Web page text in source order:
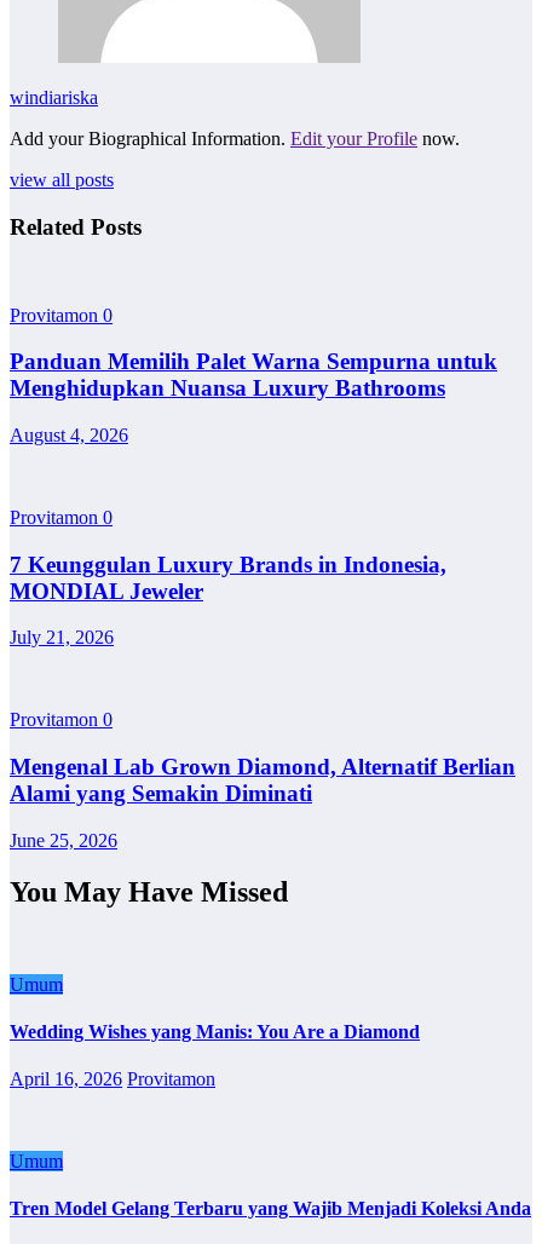
windiariska
Add your Biographical Information. Edit your Profile now.
view all posts
Related Posts
Provitamon 0
Panduan Memilih Palet Warna Sempurna untuk
Menghidupkan Nuansa Luxury Bathrooms
August 4, 2026
Provitamon 0
7 Keunggulan Luxury Brands in Indonesia,
MONDIAL Jeweler
July 21, 2026
Provitamon 0
Mengenal Lab Grown Diamond, Alternatif Berlian
Alami yang Semakin Diminati
June 25, 2026
You May Have Missed
Umum
Wedding Wishes yang Manis: You Are a Diamond
April 16, 2026 Provitamon
Umum
Tren Model Gelang Terbaru yang Wajib Menjadi Koleksi Anda